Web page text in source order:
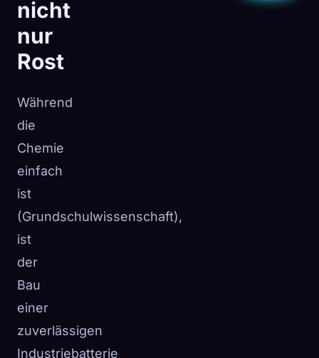
nicht
nur
Rost
Während
die
Chemie
einfach
ist
(Grundschulwissenschaft),
ist
der
Bau
einer
zuverlässigen
Industriebatterie